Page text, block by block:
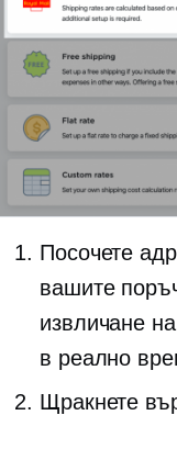
Посочете
вашите
извличане
в реално
Щракнете